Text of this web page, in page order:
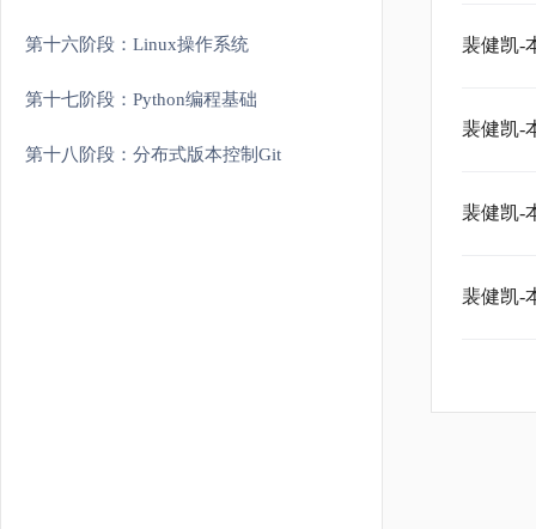
第十六阶段：Linux操作系统
第十七阶段：Python编程基础
第十八阶段：分布式版本控制Git
裴健凯-
裴健凯-
裴健凯-
裴健凯-